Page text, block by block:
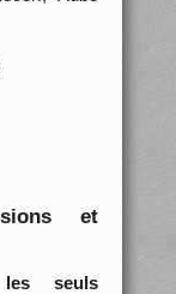
et
les seuls